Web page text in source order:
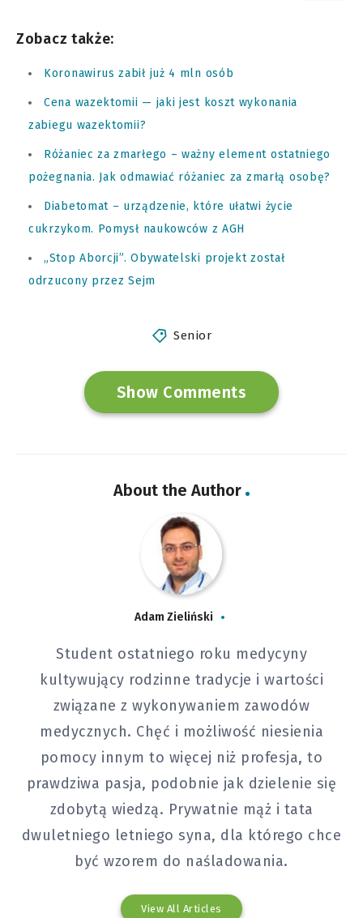
Zobacz także:
Koronawirus zabił już 4 mln osób
Cena wazektomii — jaki jest koszt wykonania
zabiegu wazektomii?
Różaniec za zmarłego – ważny element ostatniego
pożegnania. Jak odmawiać różaniec za zmarłą osobę?
Diabetomat – urządzenie, które ułatwi życie
cukrzykom. Pomysł naukowców z AGH
„Stop Aborcji”. Obywatelski projekt został
odrzucony przez Sejm
Senior
Show Comments
About the Author
Adam Zieliński
Student ostatniego roku medycyny
kultywujący rodzinne tradycje i wartości
związane z wykonywaniem zawodów
medycznych. Chęć i możliwość niesienia
pomocy innym to więcej niż profesja, to
prawdziwa pasja, podobnie jak dzielenie się
zdobytą wiedzą. Prywatnie mąż i tata
dwuletniego letniego syna, dla którego chce
być wzorem do naśladowania.
View All Articles